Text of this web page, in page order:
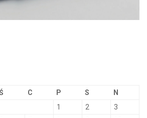
C P S N
1 2
3